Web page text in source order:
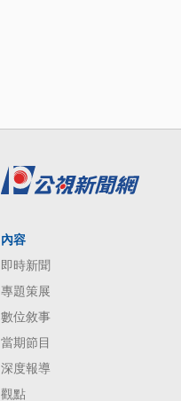
內容
即時新聞
專題策展
數位敘事
當期節目
深度報導
觀點